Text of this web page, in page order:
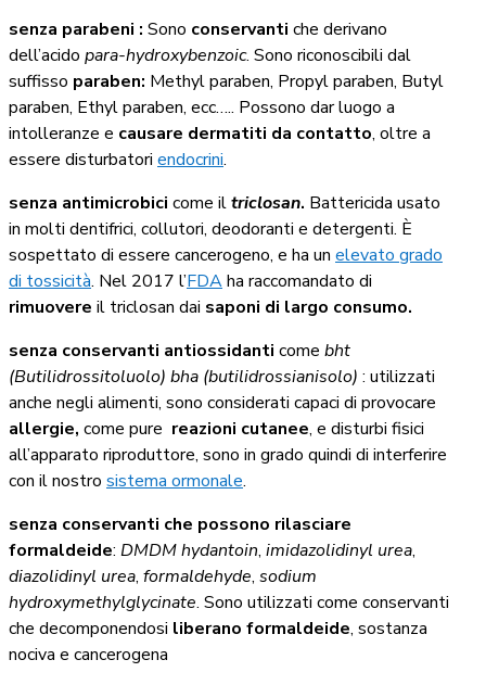
senza parabeni : Sono conservanti che derivano
dell’acido para-hydroxybenzoic. Sono riconoscibili dal
suffisso paraben: Methyl paraben, Propyl paraben, Butyl
paraben, Ethyl paraben, ecc….. Possono dar luogo a
intolleranze e causare dermatiti da contatto, oltre a
essere disturbatori endocrini.
senza antimicrobici come iltriclosan. Battericida usato
in molti dentifrici, collutori, deodoranti e detergenti. È
sospettato di essere cancerogeno, e ha un elevato grado
di tossicità. Nel 2017 l’FDAha raccomandato di
rimuovere il triclosan dai saponi di largo consumo.
senza conservanti antiossidanti come bht
(Butilidrossitoluolo) bha (butilidrossianisolo) : utilizzati
anche negli alimenti, sono considerati capaci di provocare
allergie, come pure reazioni cutanee, e disturbi fisici
all’apparato riproduttore, sono in grado quindi di interferire
con il nostro sistema ormonale.
senza conservanti che possono rilasciare
formaldeide: DMDM hydantoin, imidazolidinyl urea,
diazolidinyl urea, formaldehyde, sodium
hydroxymethylglycinate. Sono utilizzati come conservanti
che decomponendosi liberano formaldeide, sostanza
nociva e cancerogena